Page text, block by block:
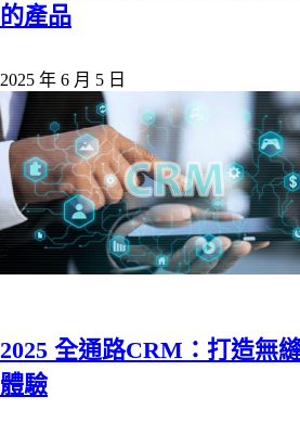
的產品
2025 年 6 月 5 日
2025 全通路CRM：打造無
體驗